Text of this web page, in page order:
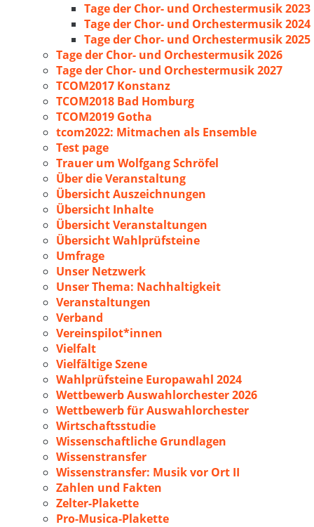
Tage der Chor- und Orchestermusik 2023
Tage der Chor- und Orchestermusik 2024
Tage der Chor- und Orchestermusik 2025
Tage der Chor- und Orchestermusik 2026
Tage der Chor- und Orchestermusik 2027
TCOM2017 Konstanz
TCOM2018 Bad Homburg
TCOM2019 Gotha
tcom2022: Mitmachen als Ensemble
Test page
Trauer um Wolfgang Schröfel
Über die Veranstaltung
Übersicht Auszeichnungen
Übersicht Inhalte
Übersicht Veranstaltungen
Übersicht Wahlprüfsteine
Umfrage
Unser Netzwerk
Unser Thema: Nachhaltigkeit
Veranstaltungen
Verband
Vereinspilot*innen
Vielfalt
Vielfältige Szene
Wahlprüfsteine Europawahl 2024
Wettbewerb Auswahlorchester 2026
Wettbewerb für Auswahlorchester
Wirtschaftsstudie
Wissenschaftliche Grundlagen
Wissenstransfer
Wissenstransfer: Musik vor Ort II
Zahlen und Fakten
Zelter-Plakette
Pro-Musica-Plakette